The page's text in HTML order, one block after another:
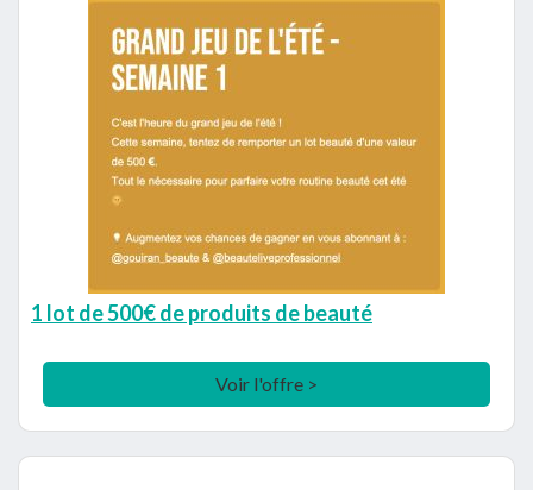
1 lot de 500€ de produits de beauté
Voir l'offre >